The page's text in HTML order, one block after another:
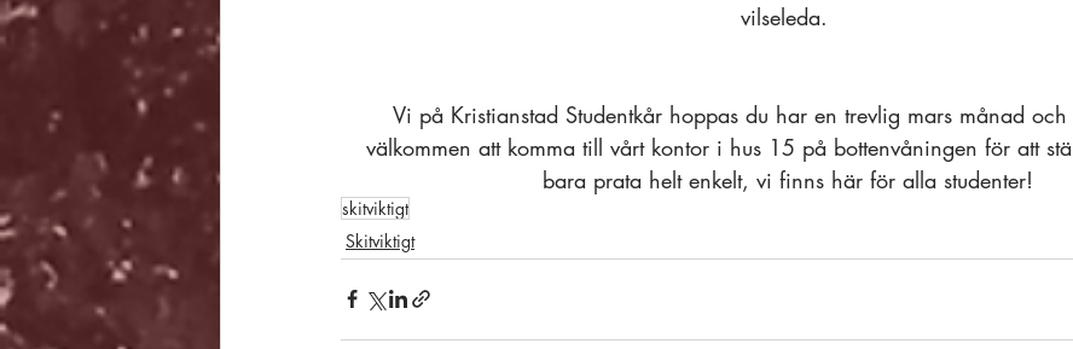
vilseleda.
Vi på Kristianstad Studentkår hoppas du har en trevlig mars månad
välkommen att komma till vårt kontor i hus 15 på bottenvåningen för att
bara prata helt enkelt, vi finns här för alla studenter!
skitviktigt
Skitviktigt